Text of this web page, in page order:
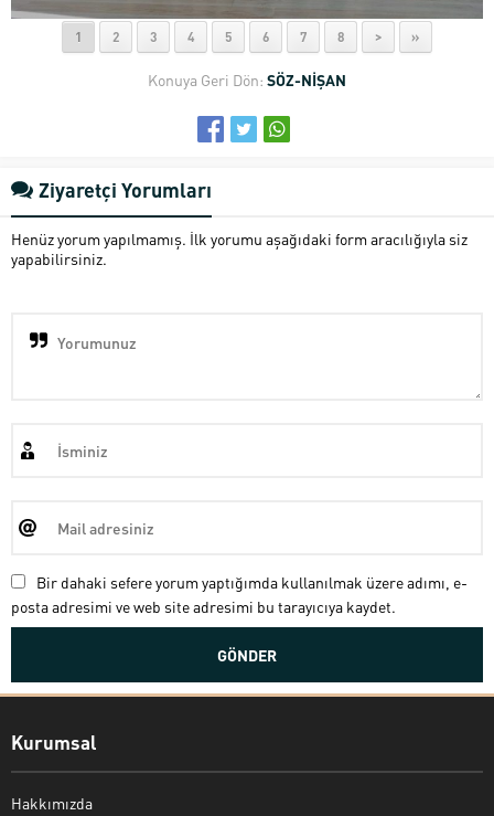
1 2 3 4 5 6 7 8 > »
Konuya Geri Dön: SÖZ-NİŞAN
Ziyaretçi Yorumları
Henüz yorum yapılmamış. İlk yorumu aşağıdaki form aracılığıyla siz
yapabilirsiniz.
Bir dahaki sefere yorum yaptığımda kullanılmak üzere adımı, e-
posta adresimi ve web site adresimi bu tarayıcıya kaydet.
Kurumsal
Hakkımızda